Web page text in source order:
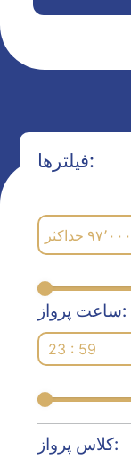
فیلترها:
حداکثر
ساعت پرواز:
23 : 59
کلاس پرواز: